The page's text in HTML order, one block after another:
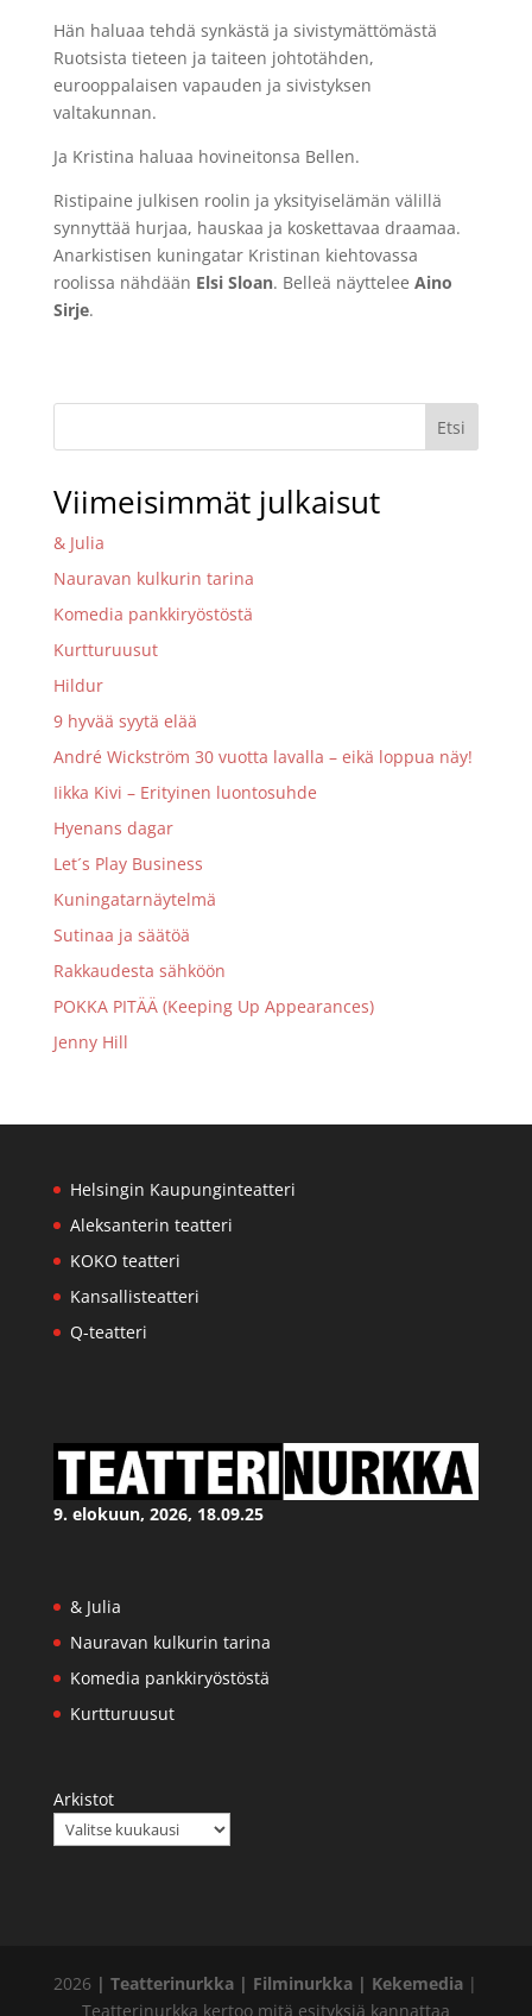
Hän haluaa tehdä synkästä ja sivistymättömästä
Ruotsista tieteen ja taiteen johtotähden,
eurooppalaisen vapauden ja sivistyksen
valtakunnan.
Ja Kristina haluaa hovineitonsa Bellen.
Ristipaine julkisen roolin ja yksityiselämän välillä
synnyttää hurjaa, hauskaa ja koskettavaa draamaa.
Anarkistisen kuningatar Kristinan kiehtovassa
roolissa nähdään Elsi Sloan. Belleä näyttelee Aino
Sirje.
Etsi
Viimeisimmät julkaisut
& Julia
Nauravan kulkurin tarina
Komedia pankkiryöstöstä
Kurtturuusut
Hildur
9 hyvää syytä elää
André Wickström 30 vuotta lavalla – eikä loppua näy!
Iikka Kivi – Erityinen luontosuhde
Hyenans dagar
Let´s Play Business
Kuningatarnäytelmä
Sutinaa ja säätöä
Rakkaudesta sähköön
POKKA PITÄÄ (Keeping Up Appearances)
Jenny Hill
Helsingin Kaupunginteatteri
Aleksanterin teatteri
KOKO teatteri
Kansallisteatteri
Q-teatteri
9. elokuun, 2026, 18.09.25
& Julia
Nauravan kulkurin tarina
Komedia pankkiryöstöstä
Kurtturuusut
Arkistot
2026 | Teatterinurkka | Filminurkka | Kekemedia |
Teatterinurkka kertoo mitä esityksiä kannattaa